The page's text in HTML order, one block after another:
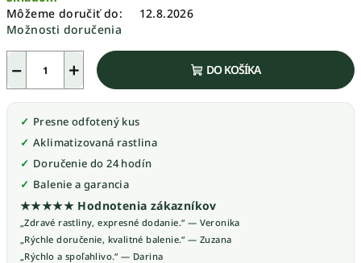
Môžeme doručiť do:
12.8.2026
Možnosti doručenia
+
− DO KOŠÍKA
Presne odfotený kus
Aklimatizovaná rastlina
Doručenie do 24 hodín
Balenie a garancia
★★★★★ Hodnotenia zákazníkov
„Zdravé rastliny, expresné dodanie.“ — Veronika
„Rýchle doručenie, kvalitné balenie.“ — Zuzana
„Rýchlo a spoľahlivo.“ — Darina